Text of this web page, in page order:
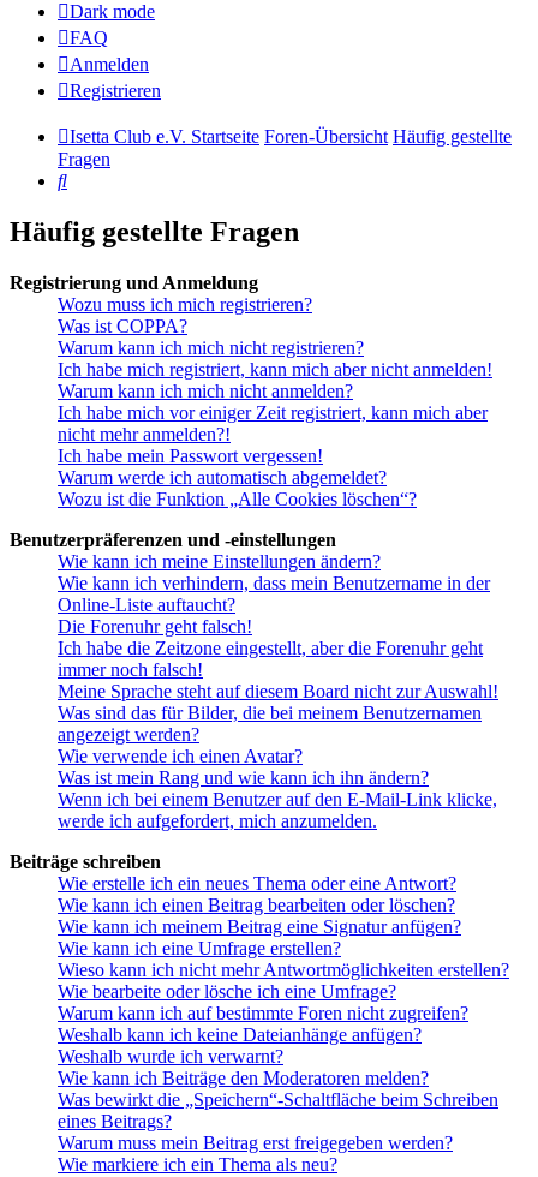
Dark mode
FAQ
Anmelden
Registrieren
Isetta Club e.V. Startseite Foren-Übersicht Häufig gestellte
Fragen
Suche
Häufig gestellte Fragen
Registrierung und Anmeldung
Wozu muss ich mich registrieren?
Was ist COPPA?
Warum kann ich mich nicht registrieren?
Ich habe mich registriert, kann mich aber nicht anmelden!
Warum kann ich mich nicht anmelden?
Ich habe mich vor einiger Zeit registriert, kann mich aber
nicht mehr anmelden?!
Ich habe mein Passwort vergessen!
Warum werde ich automatisch abgemeldet?
Wozu ist die Funktion „Alle Cookies löschen“?
Benutzerpräferenzen und -einstellungen
Wie kann ich meine Einstellungen ändern?
Wie kann ich verhindern, dass mein Benutzername in der
Online-Liste auftaucht?
Die Forenuhr geht falsch!
Ich habe die Zeitzone eingestellt, aber die Forenuhr geht
immer noch falsch!
Meine Sprache steht auf diesem Board nicht zur Auswahl!
Was sind das für Bilder, die bei meinem Benutzernamen
angezeigt werden?
Wie verwende ich einen Avatar?
Was ist mein Rang und wie kann ich ihn ändern?
Wenn ich bei einem Benutzer auf den E-Mail-Link klicke,
werde ich aufgefordert, mich anzumelden.
Beiträge schreiben
Wie erstelle ich ein neues Thema oder eine Antwort?
Wie kann ich einen Beitrag bearbeiten oder löschen?
Wie kann ich meinem Beitrag eine Signatur anfügen?
Wie kann ich eine Umfrage erstellen?
Wieso kann ich nicht mehr Antwortmöglichkeiten erstellen?
Wie bearbeite oder lösche ich eine Umfrage?
Warum kann ich auf bestimmte Foren nicht zugreifen?
Weshalb kann ich keine Dateianhänge anfügen?
Weshalb wurde ich verwarnt?
Wie kann ich Beiträge den Moderatoren melden?
Was bewirkt die „Speichern“-Schaltfläche beim Schreiben
eines Beitrags?
Warum muss mein Beitrag erst freigegeben werden?
Wie markiere ich ein Thema als neu?